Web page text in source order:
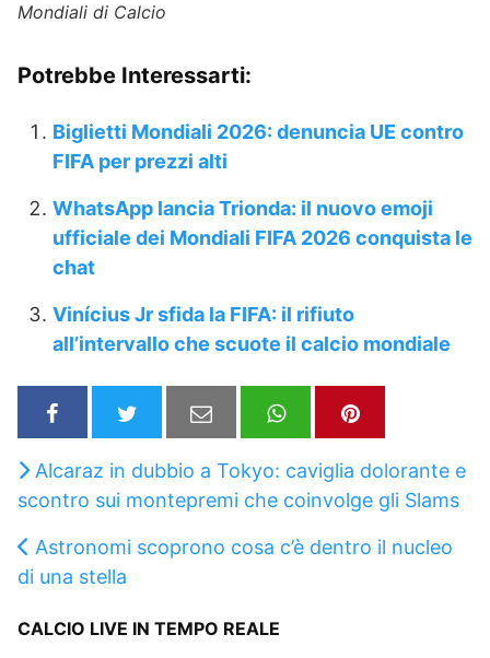
Mondiali di Calcio
Potrebbe Interessarti:
Biglietti Mondiali 2026: denuncia UE contro
FIFA per prezzi alti
WhatsApp lancia Trionda: il nuovo emoji
ufficiale dei Mondiali FIFA 2026 conquista le
chat
Vinícius Jr sfida la FIFA: il rifiuto
all’intervallo che scuote il calcio mondiale
Alcaraz in dubbio a Tokyo: caviglia dolorante e
scontro sui montepremi che coinvolge gli Slams
Astronomi scoprono cosa c’è dentro il nucleo
di una stella
CALCIO LIVE IN TEMPO REALE